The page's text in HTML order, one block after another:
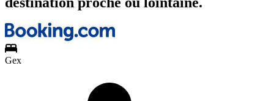
Gex